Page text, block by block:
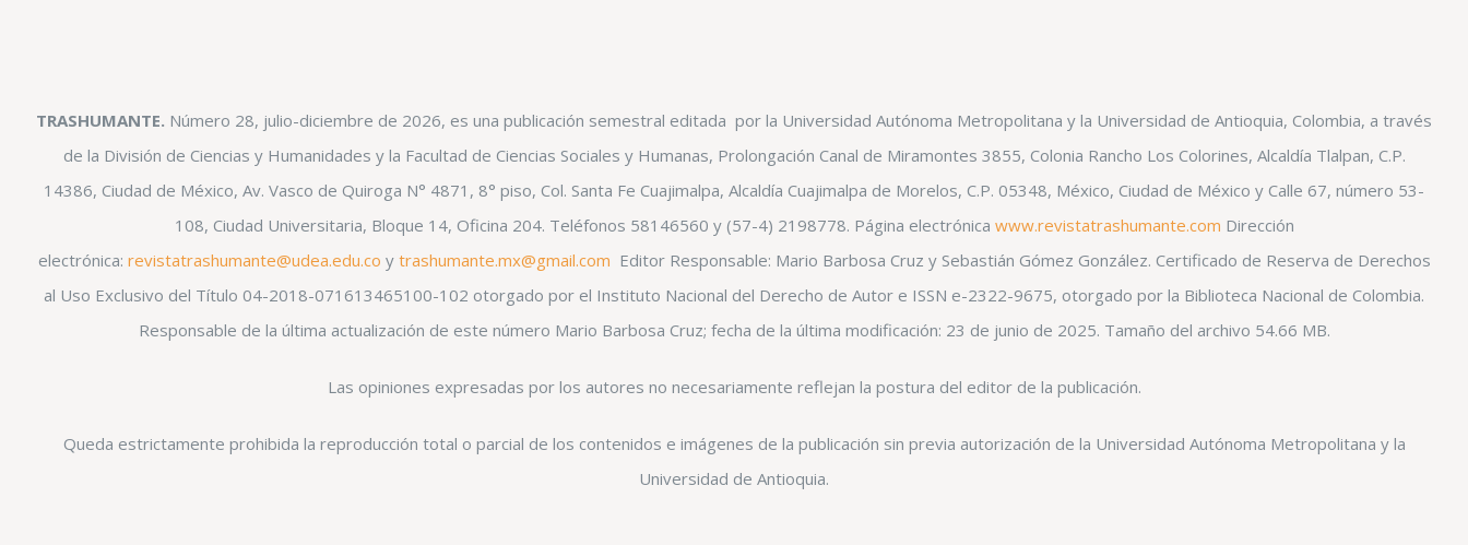
TRASHUMANTE. Número 28, julio-diciembre de 2026, es una publicación semestral editada por la Universidad Autónoma Metropolitana y la Universidad de Antioquia, Colombia, a través
de la División de Ciencias y Humanidades y la Facultad de Ciencias Sociales y Humanas, Prolongación Canal de Miramontes 3855, Colonia Rancho Los Colorines, Alcaldía Tlalpan, C.P.
14386, Ciudad de México, Av. Vasco de Quiroga N° 4871, 8° piso, Col. Santa Fe Cuajimalpa, Alcaldía Cuajimalpa de Morelos, C.P. 05348, México, Ciudad de México y Calle 67, número 53-
108, Ciudad Universitaria, Bloque 14, Oficina 204. Teléfonos 58146560 y (57-4) 2198778. Página electrónica www.revistatrashumante.com Dirección
electrónica: revistatrashumante@udea.edu.co y trashumante.mx@gmail.com Editor Responsable: Mario Barbosa Cruz y Sebastián Gómez González. Certificado de Reserva de Derechos
al Uso Exclusivo del Título 04-2018-071613465100-102 otorgado por el Instituto Nacional del Derecho de Autor e ISSN e-2322-9675, otorgado por la Biblioteca Nacional de Colombia.
Responsable de la última actualización de este número Mario Barbosa Cruz; fecha de la última modificación: 23 de junio de 2025. Tamaño del archivo 54.66 MB.
Las opiniones expresadas por los autores no necesariamente reflejan la postura del editor de la publicación.
Queda estrictamente prohibida la reproducción total o parcial de los contenidos e imágenes de la publicación sin previa autorización de la Universidad Autónoma Metropolitana y la
Universidad de Antioquia.